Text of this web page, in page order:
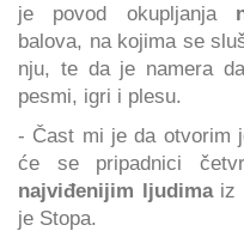
je povod okupljanja
balova, na kojima se
nju, te da je namera
pesmi, igri i plesu.
- Čast mi je da otvorim
će se pripadnici
najviđenijim ljudimaiz
je Stopa.